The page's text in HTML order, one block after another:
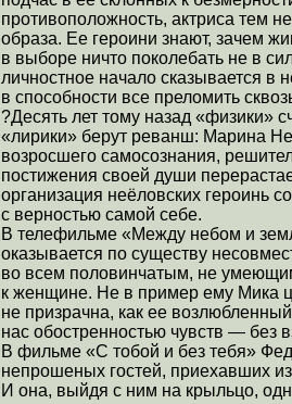
противоположность, актриса тем
образа. Ее героини знают, зачем
в выборе ничто поколебать не в
личностное начало сказывается в
в способности все преломить
?Десять лет тому назад «физики»
«лирики» берут реванш: Марина
возросшего самосознания,
постижения своей души
организация неёловских героинь
с верностью самой себе.
В телефильме «Между небом и
оказывается по существу
во всем половинчатым, не
к женщине. Не в пример ему Мика
не призрачна, как ее
нас обостренностью чувств — без
В фильме «С тобой и без тебя»
непрошеных гостей, приехавших
И она, выйдя с ним на крыльцо,